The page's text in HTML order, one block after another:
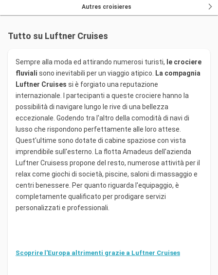
Autres croisieres
Tutto su Luftner Cruises
Sempre alla moda ed attirando numerosi turisti, le crociere
fluviali sono inevitabili per un viaggio atipico. La compagnia
Luftner Cruises si è forgiato una reputazione
internazionale. I partecipanti a queste crociere hanno la
possibilità di navigare lungo le rive di una bellezza
eccezionale. Godendo tra l'altro della comodità di navi di
lusso che rispondono perfettamente alle loro attese.
Quest'ultime sono dotate di cabine spaziose con vista
imprendibile sull'esterno. La flotta Amadeus dell'azienda
Luftner Cruisess propone del resto, numerose attività per il
relax come giochi di società, piscine, saloni di massaggio e
centri benessere. Per quanto riguarda l'equipaggio, è
completamente qualificato per prodigare servizi
personalizzati e professionali.
Scoprire l'Europa altrimenti grazie a Luftner Cruises